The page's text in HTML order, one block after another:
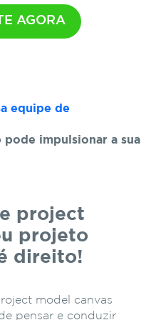
AGORA
equipe de
impulsionar a sua
project
projeto
direito!
model canvas
pensar e conduzir